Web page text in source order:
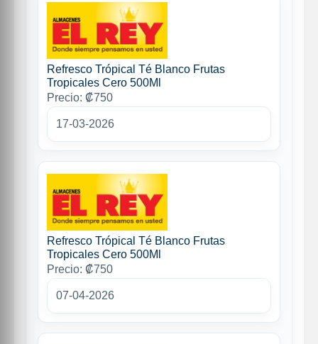
Refresco Trópical Té Blanco Frutas
Tropicales Cero 500Ml
Precio: ₡750
17-03-2026
Refresco Trópical Té Blanco Frutas
Tropicales Cero 500Ml
Precio: ₡750
07-04-2026